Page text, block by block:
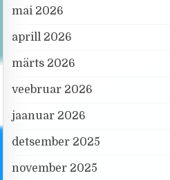
mai 2026
aprill 2026
märts 2026
veebruar 2026
jaanuar 2026
detsember 2025
november 2025